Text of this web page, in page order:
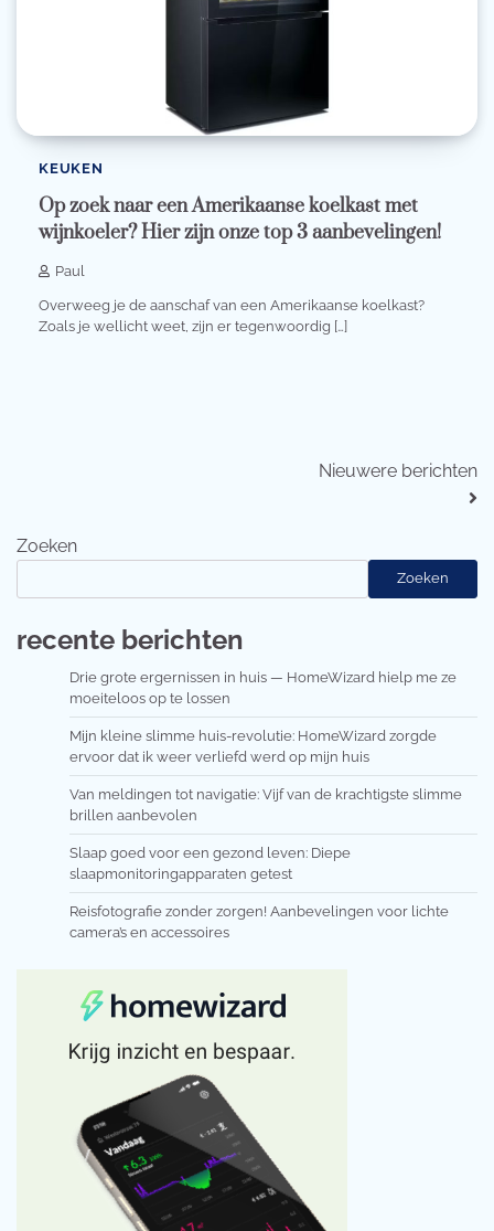
KEUKEN
Op zoek naar een Amerikaanse koelkast met
wijnkoeler? Hier zijn onze top 3 aanbevelingen!
Paul
Overweeg je de aanschaf van een Amerikaanse koelkast?
Zoals je wellicht weet, zijn er tegenwoordig […]
Nieuwere berichten
Zoeken
Zoeken
recente berichten
Drie grote ergernissen in huis — HomeWizard hielp me ze
moeiteloos op te lossen
Mijn kleine slimme huis-revolutie: HomeWizard zorgde
ervoor dat ik weer verliefd werd op mijn huis
Van meldingen tot navigatie: Vijf van de krachtigste slimme
brillen aanbevolen
Slaap goed voor een gezond leven: Diepe
slaapmonitoringapparaten getest
Reisfotografie zonder zorgen! Aanbevelingen voor lichte
camera’s en accessoires